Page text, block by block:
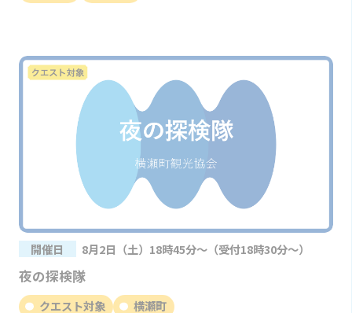
開催日 8月2日（土）18時45分～（受付18時30分～）
夜の探検隊
クエスト対象 横瀬町